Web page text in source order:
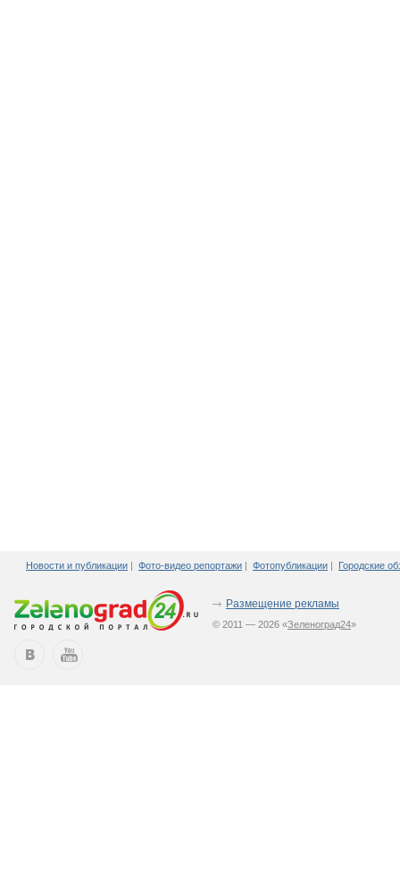
Новости и публикации | Фото-видео репортажи | Фотопубликации | Городские
Размещение рекламы
© 2011 — 2026 «Зеленоград24»